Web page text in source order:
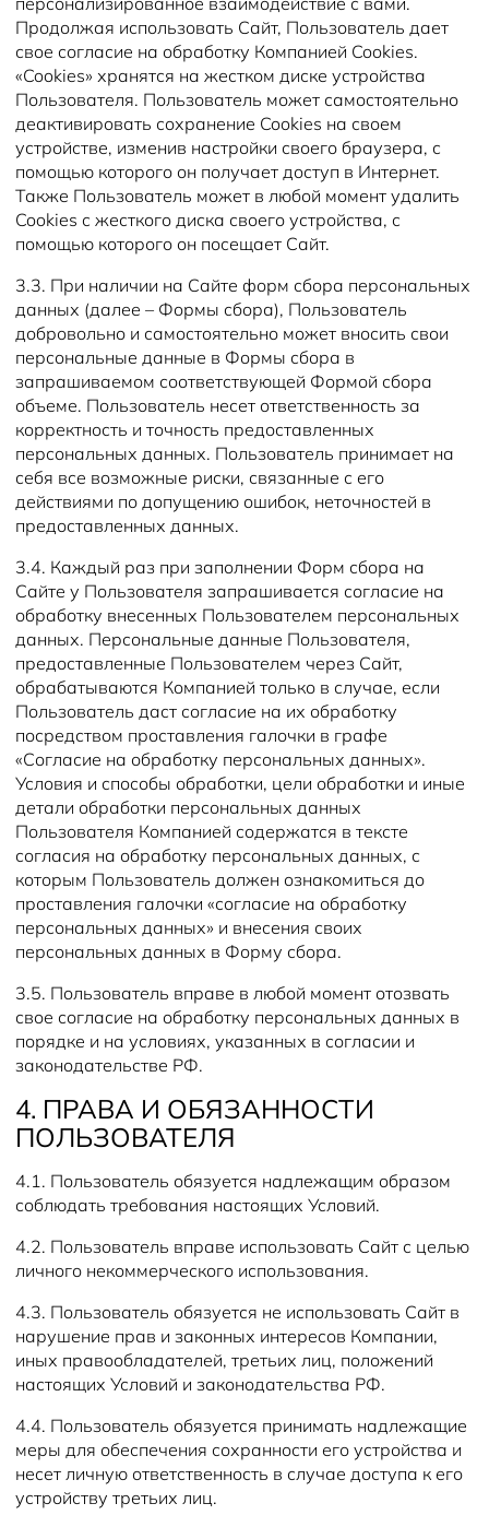
Продолжая использовать Сайт, Пользователь дает
свое согласие на обработку Компанией Cookies.
«Cookies» хранятся на жестком диске устройства
Пользователя. Пользователь может самостоятельно
деактивировать сохранение Cookies на своем
устройстве, изменив настройки своего браузера, с
помощью которого он получает доступ в Интернет.
Также Пользователь может в любой момент удалить
Cookies с жесткого диска своего устройства, с
помощью которого он посещает Сайт.
3.3. При наличии на Сайте форм сбора персональных
данных (далее – Формы сбора), Пользователь
добровольно и самостоятельно может вносить свои
персональные данные в Формы сбора в
запрашиваемом соответствующей Формой сбора
объеме. Пользователь несет ответственность за
корректность и точность предоставленных
персональных данных. Пользователь принимает на
себя все возможные риски, связанные с его
действиями по допущению ошибок, неточностей в
предоставленных данных.
3.4. Каждый раз при заполнении Форм сбора на
Сайте у Пользователя запрашивается согласие на
обработку внесенных Пользователем персональных
данных. Персональные данные Пользователя,
предоставленные Пользователем через Сайт,
обрабатываются Компанией только в случае, если
Пользователь даст согласие на их обработку
посредством проставления галочки в графе
«Согласие на обработку персональных данных».
Условия и способы обработки, цели обработки и иные
детали обработки персональных данных
Пользователя Компанией содержатся в тексте
согласия на обработку персональных данных, с
которым Пользователь должен ознакомиться до
проставления галочки «согласие на обработку
персональных данных» и внесения своих
персональных данных в Форму сбора.
3.5. Пользователь вправе в любой момент отозвать
свое согласие на обработку персональных данных в
порядке и на условиях, указанных в согласии и
законодательстве РФ.
4. ПРАВА И ОБЯЗАННОСТИ
ПОЛЬЗОВАТЕЛЯ
4.1. Пользователь обязуется надлежащим образом
соблюдать требования настоящих Условий.
4.2. Пользователь вправе использовать Сайт с целью
личного некоммерческого использования.
4.3. Пользователь обязуется не использовать Сайт в
нарушение прав и законных интересов Компании,
иных правообладателей, третьих лиц, положений
настоящих Условий и законодательства РФ.
4.4. Пользователь обязуется принимать надлежащие
меры для обеспечения сохранности его устройства и
несет личную ответственность в случае доступа к его
устройству третьих лиц.